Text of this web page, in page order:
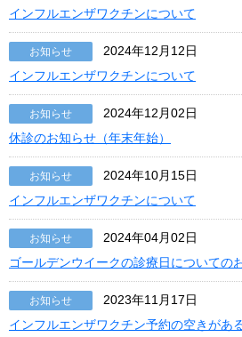
インフルエンザワクチンについて
お知らせ
2024年12月12日
インフルエンザワクチンについて
お知らせ
2024年12月02日
休診のお知らせ（年末年始）
お知らせ
2024年10月15日
インフルエンザワクチンについて
お知らせ
2024年04月02日
ゴールデンウイークの診療日についての
お知らせ
2023年11月17日
インフルエンザワクチン予約の空きがあ